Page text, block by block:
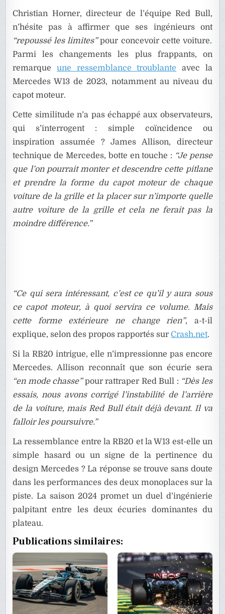
Christian Horner, directeur de l’équipe Red Bull,
n’hésite pas à affirmer que ses ingénieurs ont
“repoussé les limites”pour concevoir cette voiture.
Parmi les changements les plus frappants, on
remarque une ressemblance troublante avec la
Mercedes W13 de 2023, notamment au niveau du
capot moteur.
Cette similitude n’a pas échappé aux observateurs,
qui s’interrogent : simple coïncidence ou
inspiration assumée ? James Allison, directeur
technique de Mercedes, botte en touche : “Je pense
que l’on pourrait monter et descendre cette pitlane
et prendre la forme du capot moteur de chaque
voiture de la grille et la placer sur n’importe quelle
autre voiture de la grille et cela ne ferait pas la
moindre différence.”
“Ce qui sera intéressant, c’est ce qu’il y aura sous
ce capot moteur, à quoi servira ce volume. Mais
cette forme extérieure ne change rien”, a-t-il
explique, selon des propos rapportés surCrash.net.
Si la RB20 intrigue, elle n’impressionne pas encore
Mercedes. Allison reconnaît que son écurie sera
“en mode chasse”pour rattraper Red Bull : “Dès les
essais, nous avons corrigé l’instabilité de l’arrière
de la voiture, mais Red Bull était déjà devant. Il va
falloir les poursuivre.”
La ressemblance entre la RB20 et la W13 est-elle un
simple hasard ou un signe de la pertinence du
design Mercedes ? La réponse se trouve sans doute
dans les performances des deux monoplaces sur la
piste. La saison 2024 promet un duel d’ingénierie
palpitant entre les deux écuries dominantes du
plateau.
Publications similaires: